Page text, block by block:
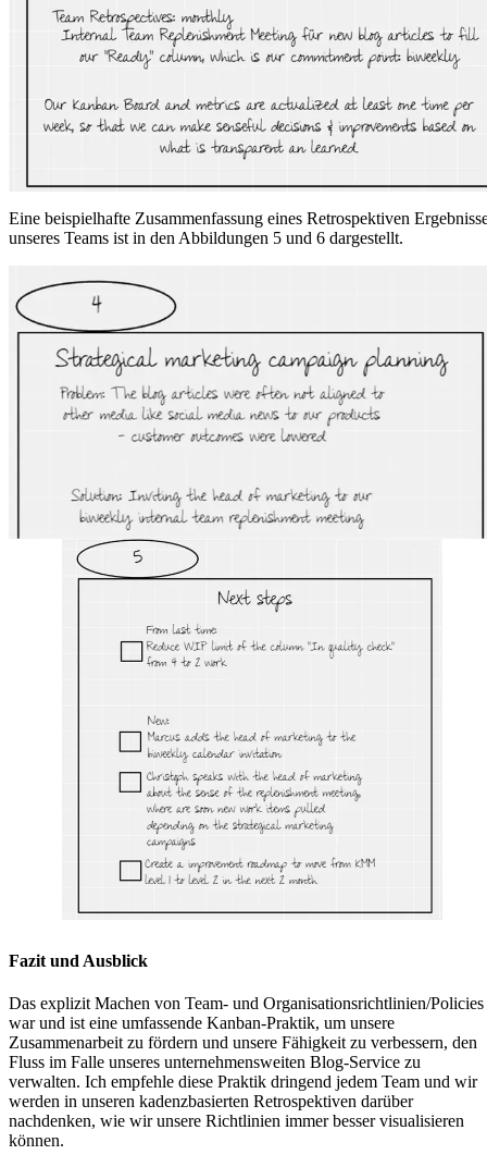
Eine beispielhafte Zusammenfassung eines Retrospektiven
unseres Teams ist in den Abbildungen 5 und 6 dargestellt.
Fazit und Ausblick
Das explizit Machen von Team- und Organisationsrichtlinien/Policies
war und ist eine umfassende Kanban-Praktik, um unsere
Zusammenarbeit zu fördern und unsere Fähigkeit zu verbessern, den
Fluss im Falle unseres unternehmensweiten Blog-Service zu
verwalten. Ich empfehle diese Praktik dringend jedem Team und wir
werden in unseren kadenzbasierten Retrospektiven darüber
nachdenken, wie wir unsere Richtlinien immer besser visualisieren
können.